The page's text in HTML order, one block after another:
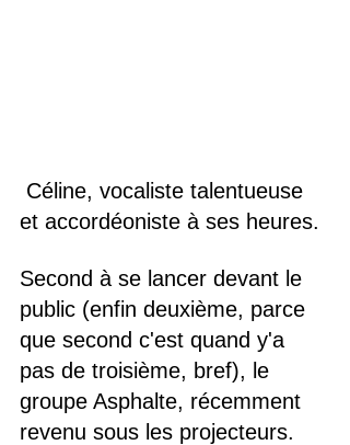
et accordéoniste à ses heures.
Second à se lancer devant le
public (enfin deuxième, parce
que second c'est quand y'a
pas de troisième, bref), le
groupe Asphalte, récemment
revenu sous les projecteurs.